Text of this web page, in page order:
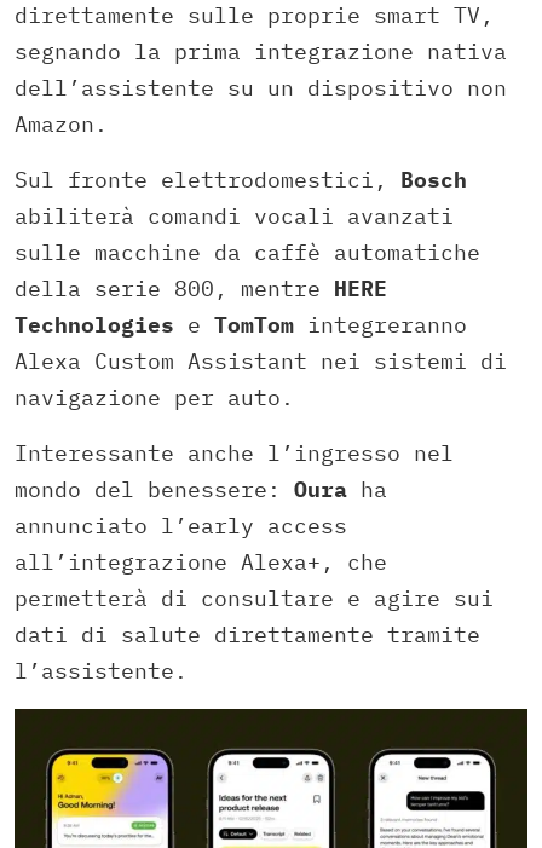
direttamente sulle proprie smart TV,
segnando la prima integrazione nativa
dell’assistente su un dispositivo non
Amazon.
Sul fronte elettrodomestici, Bosch
abiliterà comandi vocali avanzati
sulle macchine da caffè automatiche
della serie 800, mentre HERE
Technologies e TomTom integreranno
Alexa Custom Assistant nei sistemi di
navigazione per auto.
Interessante anche l’ingresso nel
mondo del benessere: Oura ha
annunciato l’early access
all’integrazione Alexa+, che
permetterà di consultare e agire sui
dati di salute direttamente tramite
l’assistente.